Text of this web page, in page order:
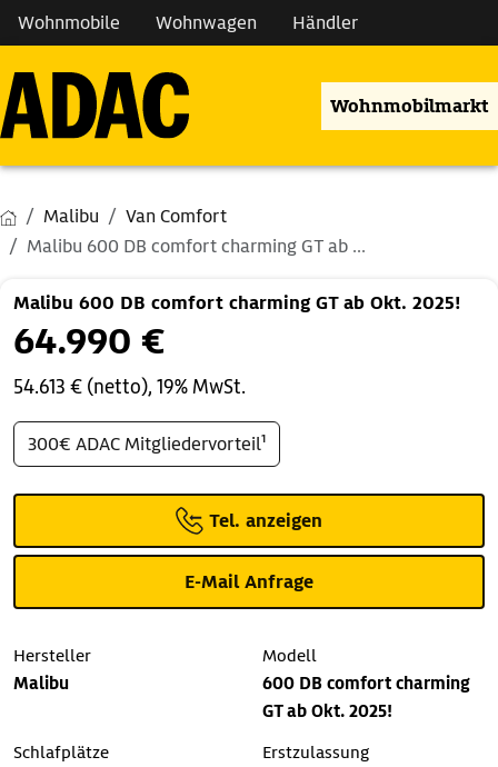
Wohnmobile Wohnwagen Händler
Wohnmobilmarkt
Malibu
Van Comfort
Malibu 600 DB comfort charming GT ab ...
Malibu 600 DB comfort charming GT ab Okt. 2025!
64.990 €
54.613 € (netto), 19% MwSt.
300€ ADAC Mitgliedervorteil¹
Tel. anzeigen
E-Mail Anfrage
Hersteller
Malibu
Modell
600 DB comfort charming
GT ab Okt. 2025!
Schlafplätze
Erstzulassung